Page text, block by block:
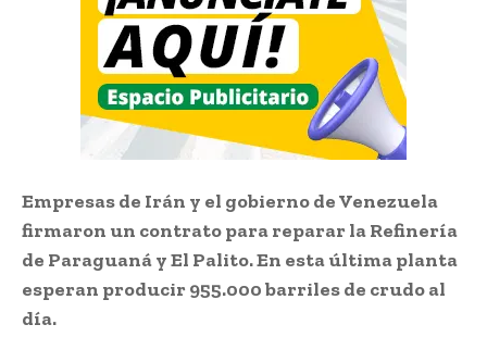
Empresas de Irán y el gobierno de Venezuela
firmaron un contrato para reparar la Refinería
de Paraguaná y El Palito. En esta última planta
esperan producir 955.000 barriles de crudo al
día.